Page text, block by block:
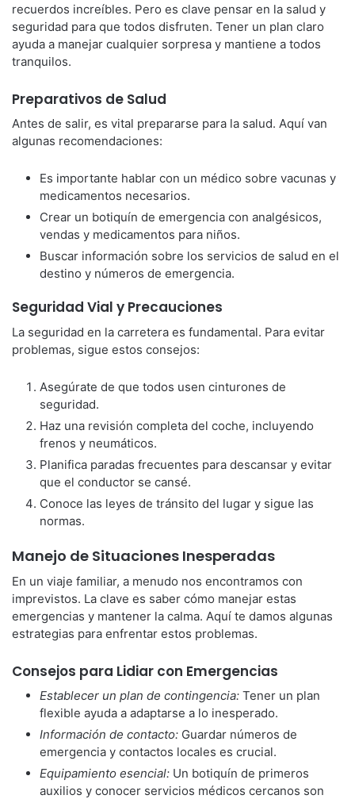
recuerdos increíbles. Pero es clave pensar en la salud y
seguridad para que todos disfruten. Tener un plan claro
ayuda a manejar cualquier sorpresa y mantiene a todos
tranquilos.
Preparativos de Salud
Antes de salir, es vital prepararse para la salud. Aquí van
algunas recomendaciones:
Es importante hablar con un médico sobre vacunas y
medicamentos necesarios.
Crear un botiquín de emergencia con analgésicos,
vendas y medicamentos para niños.
Buscar información sobre los servicios de salud en el
destino y números de emergencia.
Seguridad Vial y Precauciones
La seguridad en la carretera es fundamental. Para evitar
problemas, sigue estos consejos:
Asegúrate de que todos usen cinturones de
seguridad.
Haz una revisión completa del coche, incluyendo
frenos y neumáticos.
Planifica paradas frecuentes para descansar y evitar
que el conductor se cansé.
Conoce las leyes de tránsito del lugar y sigue las
normas.
Manejo de Situaciones Inesperadas
En un viaje familiar, a menudo nos encontramos con
imprevistos. La clave es saber cómo manejar estas
emergencias y mantener la calma. Aquí te damos algunas
estrategias para enfrentar estos problemas.
Consejos para Lidiar con Emergencias
Establecer un plan de contingencia: Tener un plan
flexible ayuda a adaptarse a lo inesperado.
Información de contacto: Guardar números de
emergencia y contactos locales es crucial.
Equipamiento esencial: Un botiquín de primeros
auxilios y conocer servicios médicos cercanos son